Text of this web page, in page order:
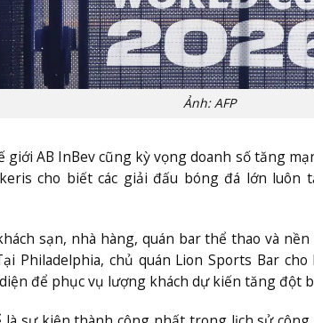
Ảnh: AFP
giới AB InBev cũng kỳ vọng doanh số tăng
cho biết các giải đấu bóng đá lớn
sạn, nhà hàng, quán bar thể thao và
Philadelphia, chủ quán Lion Sports Bar
để phục vụ lượng khách dự kiến tăng đột